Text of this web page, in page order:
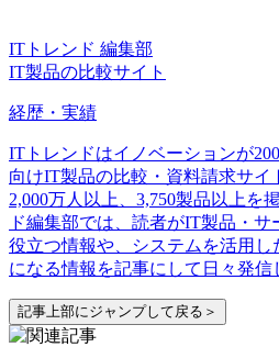
ITトレンド 編集部
IT製品の比較サイト
経歴・実績
ITトレンドはイノベーションが
向けIT製品の比較・資料請求サイ
2,000万人以上、3,750製品以上を
ド編集部では、読者がIT製品・
役立つ情報や、システムを活用し
になる情報を記事にして日々発信
記事上部にジャンプして戻る＞